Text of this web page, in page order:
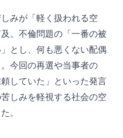
みが「軽く扱われる空
。不倫問題の「一番の被
とし、何も悪くない配偶
今回の再選や当事者の
していた」といった発言
しみを軽視する社会の空
。